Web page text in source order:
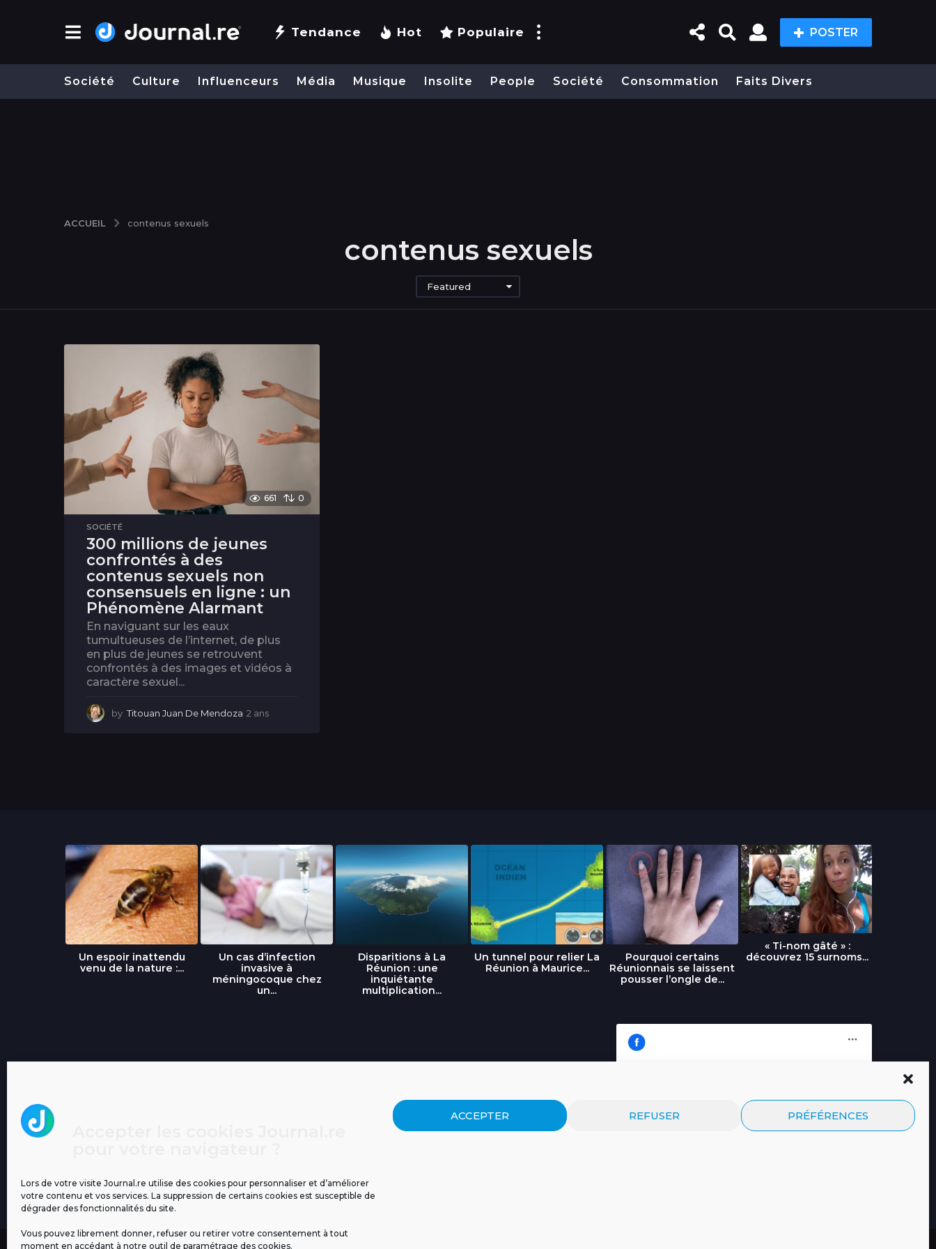
Lors de votre visite Journal.re utilise des cookies pour personnaliser et d’améliorer
votre contenu et vos services. La suppression de certains cookies est susceptible de
dégrader des fonctionnalités du site.
Vous pouvez librement donner, refuser ou retirer votre consentement à tout
moment en accédant à notre outil de paramétrage des cookies.
ACCEPTER REFUSER PRÉFÉRENCES
Tendance Hot Populaire POSTER
Société Culture Influenceurs Média Musique Insolite People Société Consommation Faits Divers
ACCUEIL contenus sexuels
contenus sexuels
Featured
661 0
SOCIÉTÉ
300 millions de jeunes
confrontés à des
contenus sexuels non
consensuels en ligne : un
Phénomène Alarmant
En naviguant sur les eaux
tumultueuses de l’internet, de plus
en plus de jeunes se retrouvent
confrontés à des images et vidéos à
caractère sexuel...
by Titouan Juan De Mendoza 2 ans
Un espoir inattendu
venu de la nature :...
Un cas d’infection
invasive à
méningocoque chez
un...
Disparitions à La
Réunion : une
inquiétante
multiplication...
Un tunnel pour relier La
Réunion à Maurice...
Pourquoi certains
Réunionnais se laissent
pousser l’ongle de...
« Ti-nom gâté » :
découvrez 15 surnoms...
Journal.re
Cliquez pour accepter les cookies
marketing et activer ce contenu